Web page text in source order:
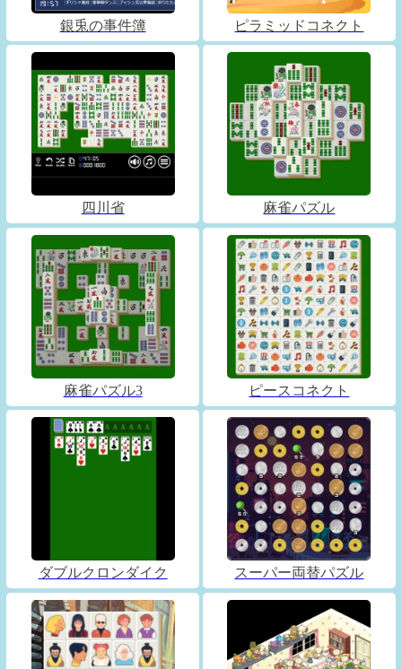
銀兎の事件簿 ピラミッドコネクト
四川省 麻雀パズル
麻雀パズル3 ピースコネクト
ダブルクロンダイク スーパー両替パズル